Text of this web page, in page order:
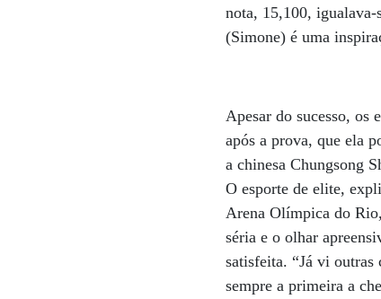
nota, 15,100, igualava-
(Simone) é uma
Apesar do sucesso, os
após a prova, que ela
a chinesa Chungsong
O esporte de elite,
Arena Olímpica do
séria e o olhar
satisfeita. “Já vi outras
sempre a primeira a